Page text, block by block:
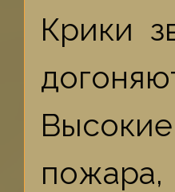
Крики